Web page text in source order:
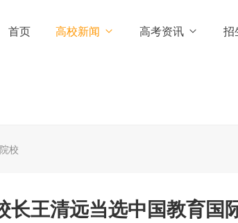
首页 高校新闻 高考资讯 招
校
长王清远当选中国教育国